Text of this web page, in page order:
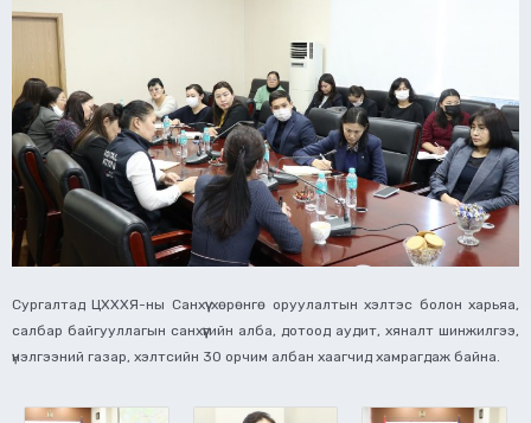
Сургалтад ЦХХХЯ-ны Санхүү хөрөнгө оруулалтын хэлтэс болон харьяа,
салбар байгууллагын санхүүгийн алба, дотоод аудит, хяналт шинжилгээ,
үнэлгээний газар, хэлтсийн 30 орчим албан хаагчид хамрагдаж байна.